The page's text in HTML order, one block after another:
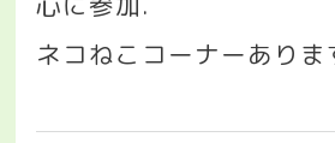
ネコねこコーナーありま